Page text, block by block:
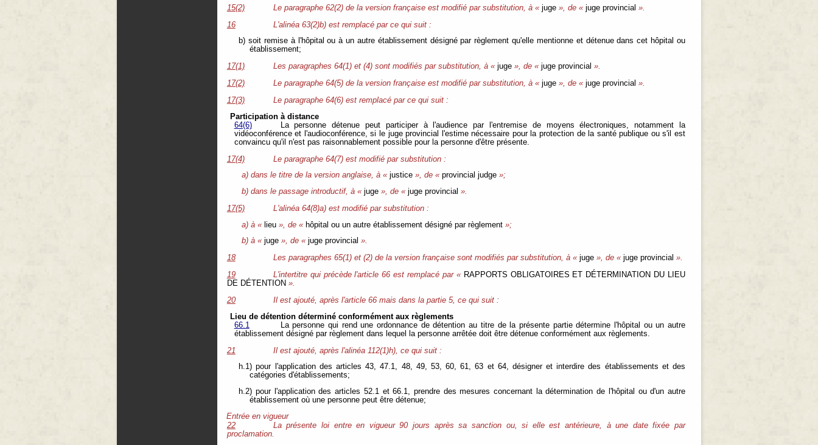
15(2)
Le paragraphe 62(2) de la version française est modifié par substitution, à « juge», de « juge provincial ».
16
L'alinéa 63(2)b) est remplacé par ce qui suit :
b) soit remise à l'hôpital ou à un autre établissement désigné par règlement qu'elle mentionne et détenue dans cet hôpital ou
établissement;
17(1)
Les paragraphes 64(1) et (4) sont modifiés par substitution, à « juge», de « juge provincial ».
17(2)
Le paragraphe 64(5) de la version française est modifié par substitution, à « juge», de « juge provincial ».
17(3)
Le paragraphe 64(6) est remplacé par ce qui suit :
Participation à distance
64(6)
La personne détenue peut participer à l'audience par l'entremise de moyens électroniques, notamment la
vidéoconférence et l'audioconférence, si le juge provincial l'estime nécessaire pour la protection de la santé publique ou s'il est
convaincu qu'il n'est pas raisonnablement possible pour la personne d'être présente.
17(4)
Le paragraphe 64(7) est modifié par substitution :
a) dans le titre de la version anglaise, à « justice», de «provincial judge »;
b) dans le passage introductif, à «juge », de «juge provincial ».
17(5)
L'alinéa 64(8)a) est modifié par substitution :
a) à « lieu », de « hôpital ou un autre établissement désigné par règlement »;
b) à «juge », de «juge provincial ».
18
Les paragraphes 65(1) et (2) de la version française sont modifiés par substitution, à « juge», de « juge provincial ».
19
L'intertitre qui précède l'article 66 est remplacé par « RAPPORTS OBLIGATOIRES ET DÉTERMINATION DU LIEU
DE DÉTENTION ».
20
Il est ajouté, après l'article 66 mais dans la partie 5, ce qui suit :
Lieu de détention déterminé conformément aux règlements
66.1
La personne qui rend une ordonnance de détention au titre de la présente partie détermine l'hôpital ou un autre
établissement désigné par règlement dans lequel la personne arrêtée doit être détenue conformément aux règlements.
21
Il est ajouté, après l'alinéa 112(1)h), ce qui suit :
h.1) pour l'application des articles 43, 47.1, 48, 49, 53, 60, 61, 63 et 64, désigner et interdire des établissements et des
catégories d'établissements;
h.2) pour l'application des articles 52.1 et 66.1, prendre des mesures concernant la détermination de l'hôpital ou d'un autre
établissement où une personne peut être détenue;
Entrée en vigueur
22
La présente loi entre en vigueur 90 jours après sa sanction ou, si elle est antérieure, à une date fixée par
proclamation.